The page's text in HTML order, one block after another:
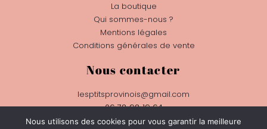
La boutique
Qui sommes-nous ?
Mentions légales
Conditions générales de vente
Nous contacter
lesptitsprovinois@gmail.com
06 78 98 19 64
Nous utilisons des cookies pour vous garantir la meilleure